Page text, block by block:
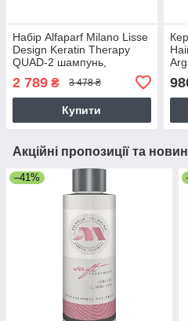
Набір Alfaparf Milano Lisse
Design Keratin Therapy
QUAD-2 шампунь,
олійка для волосся
2x250+200+50 мл
2 789 ₴ 3 478 ₴
Купити
Акційні пропозиції та
–41%